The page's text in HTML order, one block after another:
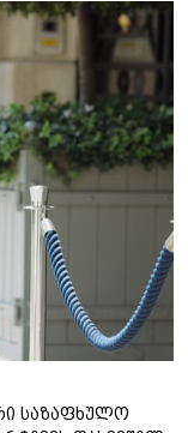
საზაფხულო